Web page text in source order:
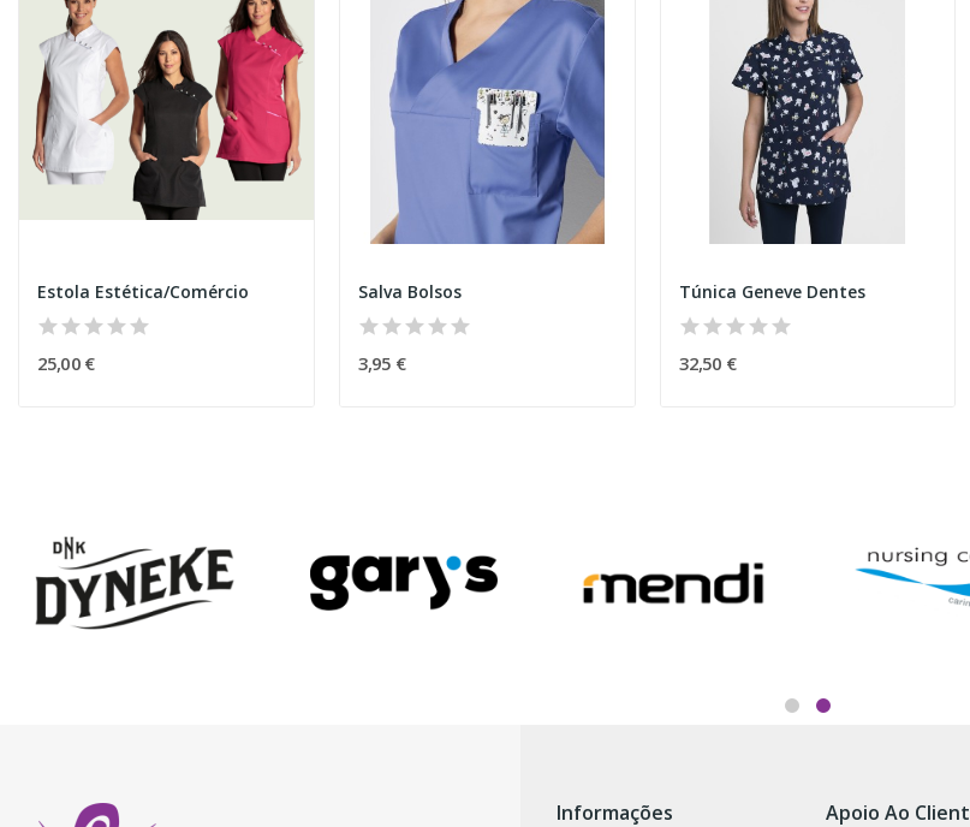
Estola Estética/Comércio
25,00 €
Salva Bolsos
3,95 €
Túnica Geneve Dentes
32,50 €
Informações Apoio Ao